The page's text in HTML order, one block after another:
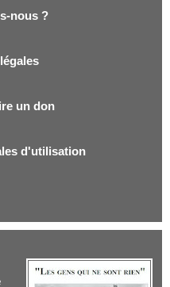
nous ?
un don
d'utilisation